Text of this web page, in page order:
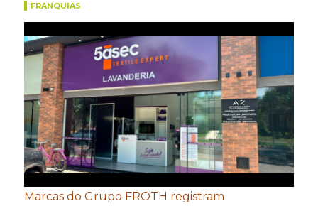
FRANQUIAS
Marcas do Grupo FROTH registram